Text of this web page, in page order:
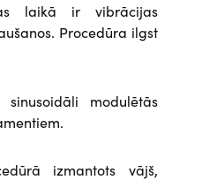
laikā ir vibrācijas
Procedūra ilgst
sinusoidāli modulētās
izmantots vājš,